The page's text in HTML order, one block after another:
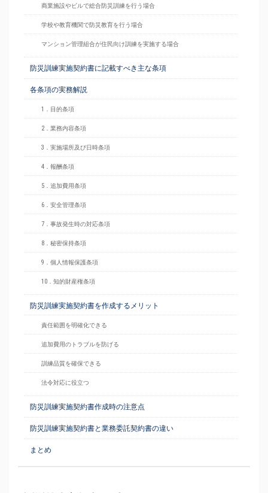
商業施設やビルで総合防災訓練を行う場合
学校や教育機関で防災教育を行う場合
マンション管理組合が住民向け訓練を実施する場合
防災訓練実施契約書に記載すべき主な条項
各条項の実務解説
1．目的条項
2．業務内容条項
3．実施場所及び日時条項
4．報酬条項
5．追加費用条項
6．安全管理条項
7．事故発生時の対応条項
8．秘密保持条項
9．個人情報保護条項
10．知的財産権条項
防災訓練実施契約書を作成するメリット
責任範囲を明確化できる
追加費用のトラブルを防げる
訓練品質を確保できる
法令対応に役立つ
防災訓練実施契約書作成時の注意点
防災訓練実施契約書と業務委託契約書の違い
まとめ